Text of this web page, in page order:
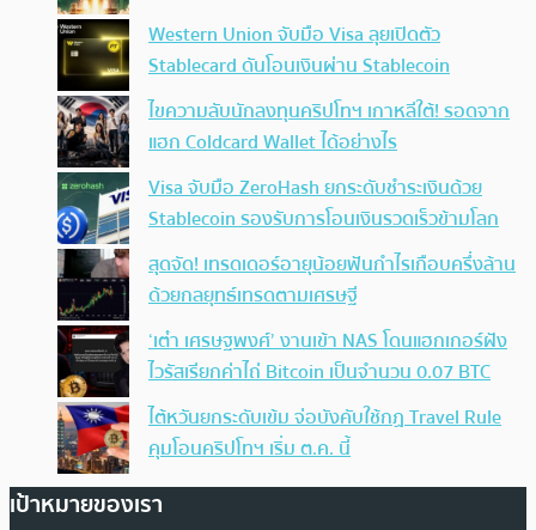
Western Union จับมือ Visa ลุยเปิดตัว
Stablecard ดันโอนเงินผ่าน Stablecoin
ไขความลับนักลงทุนคริปโทฯ เกาหลีใต้! รอดจาก
แฮก Coldcard Wallet ได้อย่างไร
Visa จับมือ ZeroHash ยกระดับชำระเงินด้วย
Stablecoin รองรับการโอนเงินรวดเร็วข้ามโลก
สุดจัด! เทรดเดอร์อายุน้อยฟันกำไรเกือบครึ่งล้าน
ด้วยกลยุทธ์เทรดตามเศรษฐี
‘เต๋า เศรษฐพงศ์’ งานเข้า NAS โดนแฮกเกอร์ฝัง
ไวรัสเรียกค่าไถ่ Bitcoin เป็นจำนวน 0.07 BTC
ไต้หวันยกระดับเข้ม จ่อบังคับใช้กฏ Travel Rule
คุมโอนคริปโทฯ เริ่ม ต.ค. นี้
เป้าหมายของเรา